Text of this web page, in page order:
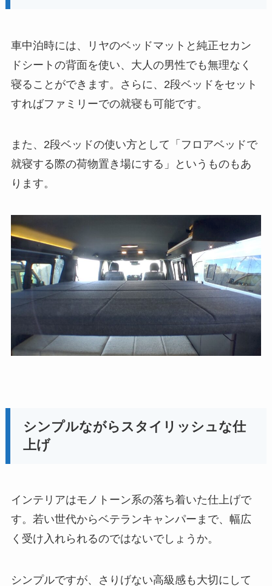
車中泊時には、リヤのベッドマットと純正セカン
ドシートの背面を使い、大人の男性でも無理なく
寝ることができます。さらに、2段ベッドをセット
すればファミリーでの就寝も可能です。
また、2段ベッドの使い方として「フロアベッドで
就寝する際の荷物置き場にする」というものもあ
ります。
シンプルながらスタイリッシュな仕
上げ
インテリアはモノトーン系の落ち着いた仕上げで
す。若い世代からベテランキャンパーまで、幅広
く受け入れられるのではないでしょうか。
シンプルですが、さりげない高級感も大切にして